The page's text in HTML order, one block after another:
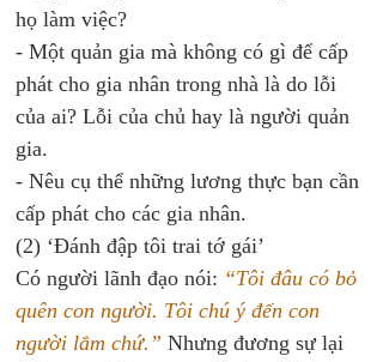
họ làm việc?
- Một quản gia mà không có gì để cấp
phát cho gia nhân trong nhà là do lỗi
của ai? Lỗi của chủ hay là người quản
gia.
- Nêu cụ thể những lương thực bạn cần
cấp phát cho các gia nhân.
(2) ‘Đánh đập tôi trai tớ gái’
Có người lãnh đạo nói: “Tôi đâu có bỏ
quên con người. Tôi chú ý đến con
người lắm chứ.” Nhưng đương sự lại